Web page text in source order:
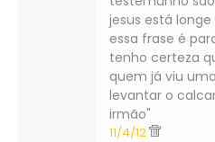
jesus está
essa frase é
tenho certeza
quem já viu
levantar o
irmão"
11/4/12